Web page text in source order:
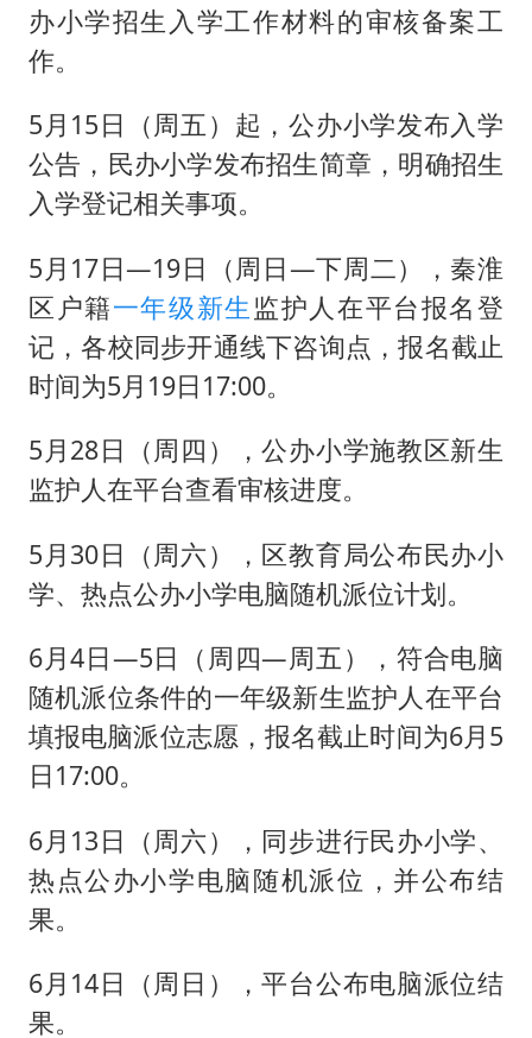
办小学招生入学工作材料的审核备案工
作。
5月15日（周五）起，公办小学发布入学
公告，民办小学发布招生简章，明确招生
入学登记相关事项。
5月17日—19日（周日—下周二），秦淮
区户籍一年级新生 监护人在平台报名登
记，各校同步开通线下咨询点，报名截止
时间为5月19日17:00。
5月28日（周四），公办小学施教区新生
监护人在平台查看审核进度。
5月30日（周六），区教育局公布民办小
学、热点公办小学电脑随机派位计划。
6月4日—5日（周四—周五），符合电脑
随机派位条件的一年级新生监护人在平台
填报电脑派位志愿，报名截止时间为6月5
日17:00。
6月13日（周六），同步进行民办小学、
热点公办小学电脑随机派位，并公布结
果。
6月14日（周日），平台公布电脑派位结
果。